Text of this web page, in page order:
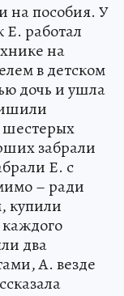
на пособия. У
Е. работал
на
в детском
дочь и ушла
шестерых
забрали
Е. с
– ради
купили
каждого
два
А. везде